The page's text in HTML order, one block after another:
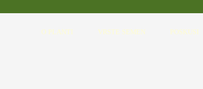
O PLANTI VRSTE SEMEN POSKUSI